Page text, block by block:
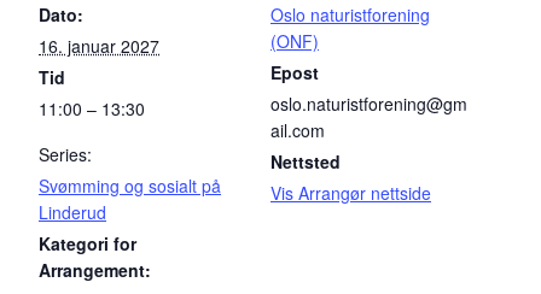
Dato:
16. januar 2027
Tid
11:00 – 13:30
Series:
Svømming og sosialt på
Linderud
Kategori for
Arrangement:
Oslo naturistforening
(ONF)
Epost
oslo.naturistforening@gm
ail.com
Nettsted
Vis Arrangør nettside